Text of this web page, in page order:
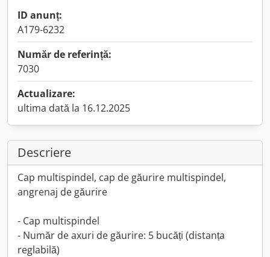
ID anunț:
A179-6232
Număr de referință:
7030
Actualizare:
ultima dată la 16.12.2025
Descriere
Cap multispindel, cap de găurire multispindel,
angrenaj de găurire
- Cap multispindel
- Număr de axuri de găurire: 5 bucăți (distanța
reglabilă)